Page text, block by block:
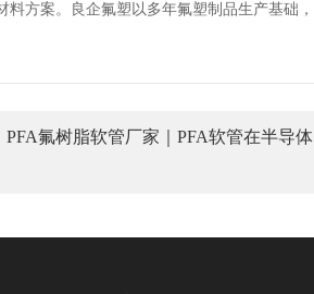
方案。良企氟塑以多年氟塑制品生产基础
PFA氟树脂软管厂家｜PFA软管在半导